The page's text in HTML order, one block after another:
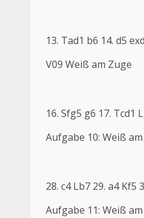
13. Tad1 b6 14. d5
V09 Weiß am Zuge
16. Sfg5 g6 17. Tcd1
Aufgabe 10: Weiß
28. c4 Lb7 29. a4 Kf5
Aufgabe 11: Weiß